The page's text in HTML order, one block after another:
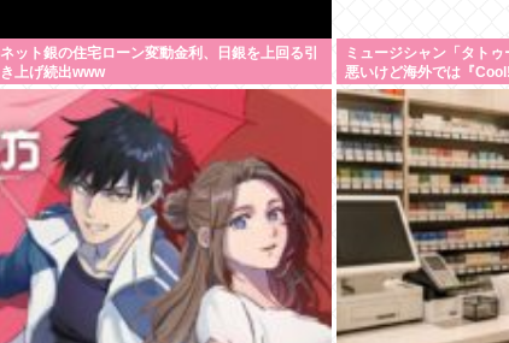
ネット銀の住宅ローン変動金利、日銀を上回る引
き上げ続出www
ミュージシャン「タト
悪いけど海外では『